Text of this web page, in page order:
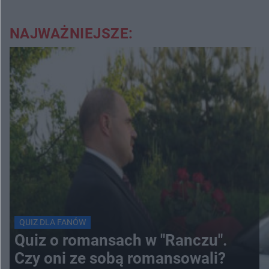
NAJWAŻNIEJSZE:
QUIZ DLA FANÓW
Quiz o romansach w "Ranczu".
Czy oni ze sobą romansowali?